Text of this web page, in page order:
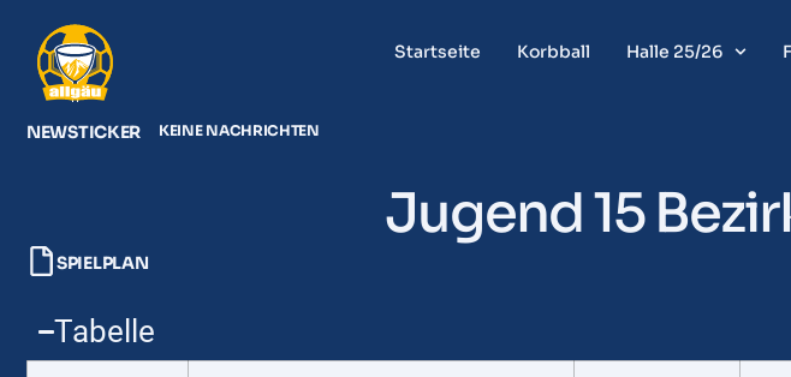
Startseite Korbball Halle 25/26
NEWSTICKER KEINE NACHRICHTEN
Jugend 15
SPIELPLAN
Tabelle